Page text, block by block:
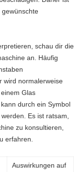
schau dir die
an. Häufig
wird normalerweise
Glas
durch ein Symbol
Es ist ratsam,
zu konsultieren,
erfahren.
Auswirkungen auf